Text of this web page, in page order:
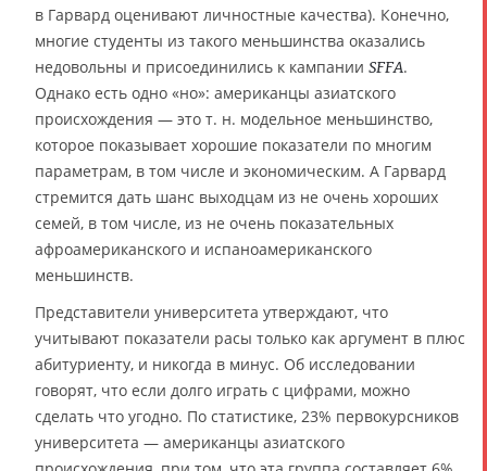
в Гарвард оценивают личностные качества). Конечно,
многие студенты из такого меньшинства оказались
недовольны и присоединились к кампании SFFA.
Однако есть одно «но»: американцы азиатского
происхождения — это т. н. модельное меньшинство,
которое показывает хорошие показатели по многим
параметрам, в том числе и экономическим. А Гарвард
стремится дать шанс выходцам из не очень хороших
семей, в том числе, из не очень показательных
афроамериканского и испаноамериканского
меньшинств.
Представители университета утверждают, что
учитывают показатели расы только как аргумент в плюс
абитуриенту, и никогда в минус. Об исследовании
говорят, что если долго играть с цифрами, можно
сделать что угодно. По статистике, 23% первокурсников
университета — американцы азиатского